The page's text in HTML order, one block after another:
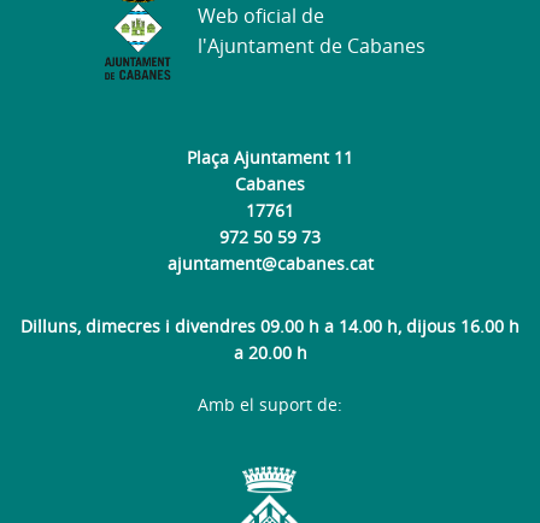
Plaça Ajuntament 11
Cabanes
17761
972 50 59 73
ajuntament@cabanes.cat
Dilluns, dimecres i divendres 09.00 h a 14.00 h, dijous 16.00 h
a 20.00 h
Web oficial de
l'Ajuntament de Cabanes
Amb el suport de: